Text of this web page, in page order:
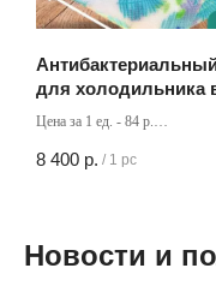
для холодильника
упаковке 6 шт
Цена за 1 ед. - 84 р.
8 400 р. / 1 pc
Новости и